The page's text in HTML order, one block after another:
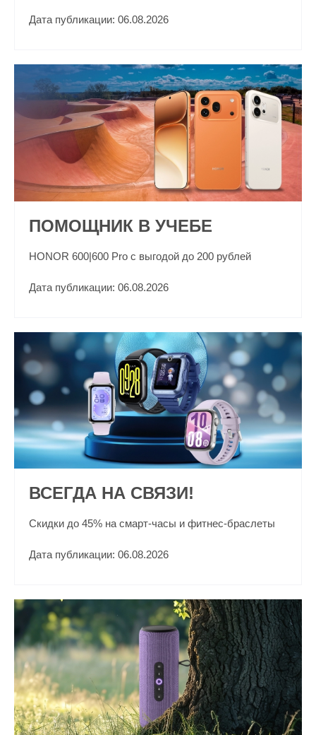
Дата публикации: 06.08.2026
ПОМОЩНИК В УЧЕБЕ
HONOR 600|600 Pro с выгодой до 200 рублей
Дата публикации: 06.08.2026
ВСЕГДА НА СВЯЗИ!
Скидки до 45% на смарт-часы и фитнес-браслеты
Дата публикации: 06.08.2026